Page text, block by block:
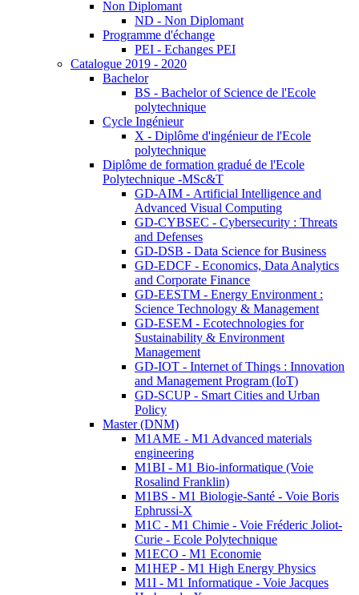
Non Diplomant
ND - Non Diplomant
Programme d'échange
PEI - Echanges PEI
Catalogue 2019 - 2020
Bachelor
BS - Bachelor of Science de l'Ecole
polytechnique
Cycle Ingénieur
X - Diplôme d'ingénieur de l'Ecole
polytechnique
Diplôme de formation gradué de l'Ecole
Polytechnique -MSc&T
GD-AIM - Artificial Intelligence and
Advanced Visual Computing
GD-CYBSEC - Cybersecurity : Threats
and Defenses
GD-DSB - Data Science for Business
GD-EDCF - Economics, Data Analytics
and Corporate Finance
GD-EESTM - Energy Environment :
Science Technology & Management
GD-ESEM - Ecotechnologies for
Sustainability & Environment
Management
GD-IOT - Internet of Things : Innovation
and Management Program (IoT)
GD-SCUP - Smart Cities and Urban
Policy
Master (DNM)
M1AME - M1 Advanced materials
engineering
M1BI - M1 Bio-informatique (Voie
Rosalind Franklin)
M1BS - M1 Biologie-Santé - Voie Boris
Ephrussi-X
M1C - M1 Chimie - Voie Fréderic Joliot-
Curie - Ecole Polytechnique
M1ECO - M1 Economie
M1HEP - M1 High Energy Physics
M1I - M1 Informatique - Voie Jacques